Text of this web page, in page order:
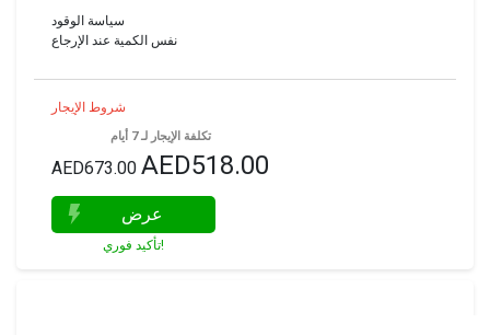
سياسة الوقود
نفس الكمية عند الإرجاع
شروط الإيجار
تكلفة الإيجار لـ 7 أيام
AED673.00 AED518.00
عرض
تأكيد فوري!